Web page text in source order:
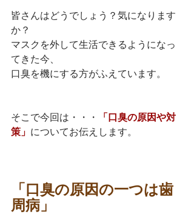
皆さんはどうでしょう？気になります
か？
マスクを外して生活できるようになっ
てきた今、
口臭を機にする方がふえています。
そこで今回は・・・
「口臭の原因や対
策」 についてお伝えします。
「口臭の原因の一つは歯
周病」